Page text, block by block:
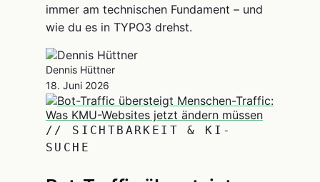
immer am technischen Fundament – und
wie du es in TYPO3 drehst.
Dennis Hüttner
18. Juni 2026
// SICHTBARKEIT & KI-
SUCHE